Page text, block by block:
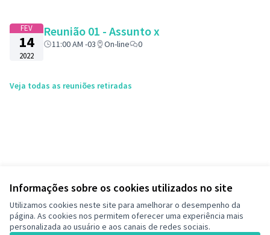
Informações sobre os cookies utilizados no site
Utilizamos cookies neste site para amelhorar o desempenho da
página. As cookies nos permitem oferecer uma experiência mais
personalizada ao usuário e aos canais de redes sociais.
FEV
14
2022
Reunião 01 - Assunto x
11:00 AM -03 On-line 0
Veja todas as reuniões retiradas